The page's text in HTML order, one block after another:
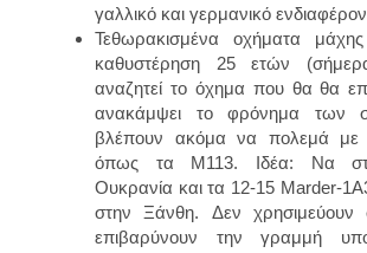
γαλλικό και γερμανικό
Τεθωρακισμένα οχήματα
καθυστέρηση 25 ετών
αναζητεί το όχημα που θα θα
ανακάμψει το φρόνημα των
βλέπουν ακόμα να πολεμά με
όπως τα Μ113. Ιδέα: Να
Ουκρανία και τα 12-15 Marder-
στην Ξάνθη.
Δεν χρησιμεύουν
επιβαρύνουν την γραμμή